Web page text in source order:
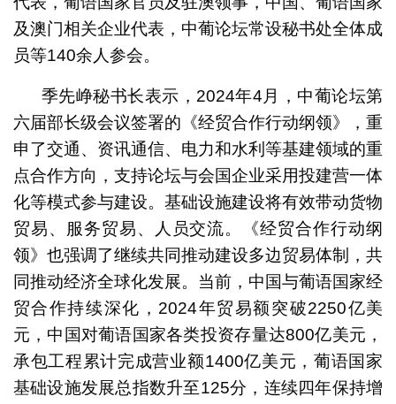
及澳门相关企业代表，中葡论坛常设秘书处全体成
员等140余人参会。
季先峥秘书长表示，2024年4月，中葡论坛第
六届部长级会议签署的《经贸合作行动纲领》，重
申了交通、资讯通信、电力和水利等基建领域的重
点合作方向，支持论坛与会国企业采用投建营一体
化等模式参与建设。基础设施建设将有效带动货物
贸易、服务贸易、人员交流。《经贸合作行动纲
领》也强调了继续共同推动建设多边贸易体制，共
同推动经济全球化发展。当前，中国与葡语国家经
贸合作持续深化，2024年贸易额突破2250亿美
元，中国对葡语国家各类投资存量达800亿美元，
承包工程累计完成营业额1400亿美元，葡语国家
基础设施发展总指数升至125分，连续四年保持增